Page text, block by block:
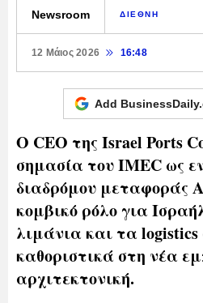
Newsroom ΔΙΕΘΝΗ
12 Μάιος 2026 16:48
Add
Ο CEO της Israel Ports
σημασία του IMEC ως
διαδρόμου μεταφοράς
κομβικό ρόλο για
λιμάνια και τα
καθοριστικά στη νέα
αρχιτεκτονική.